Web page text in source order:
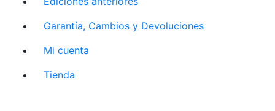
Garantía, Cambios y Devoluciones
Mi cuenta
Tienda